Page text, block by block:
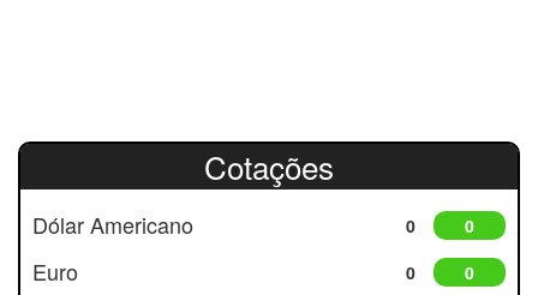
Cotações
Dólar Americano 0 0
Euro 0 0